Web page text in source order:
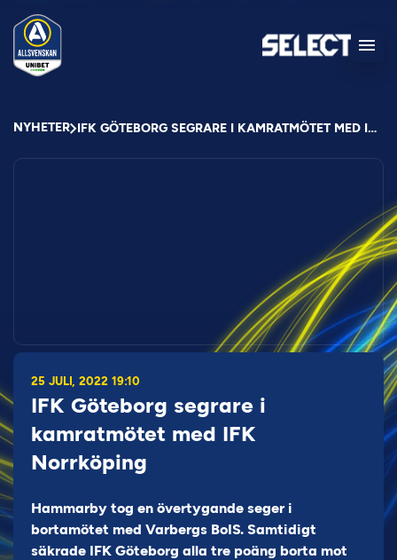
NYHETER IFK GÖTEBORG SEGRARE I KAMRATMÖTET MED IFK NORRKÖPING
25 JULI, 2022 19:10
IFK Göteborg segrare i
kamratmötet med IFK
Norrköping
Hammarby tog en övertygande seger i
bortamötet med Varbergs BoIS. Samtidigt
säkrade IFK Göteborg alla tre poäng borta mot